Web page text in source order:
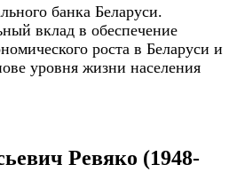
банка Беларуси.
вклад в обеспечение
роста в Беларуси и
уровня жизни населения
Ревяко (1948-